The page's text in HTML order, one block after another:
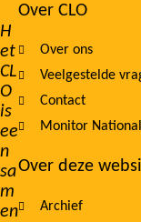
H
et
CL
O
is
ee
n
sa
m
en
Footer
navigation
Over CLO
Over ons
Veelgestelde
Contact
Monitor
Over deze
Archief